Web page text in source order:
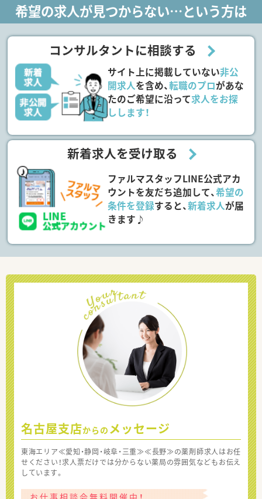
希望の求人が見つからない…という方は
コンサルタントに相談する
サイト上に掲載していない非公
開求人を含め、転職のプロがあな
たのご希望に沿って求人をお探
しします！
新着求人を受け取る
ファルマスタッフLINE公式アカ
ウントを友だち追加して、希望の
条件を登録すると、新着求人が届
きます♪
名古屋支店からの メッセージ
東海エリア≪愛知・静岡・岐阜・三重≫≪長野≫の薬剤師求人はお任
せください！求人票だけでは分からない薬局の雰囲気などもお伝え
しています。